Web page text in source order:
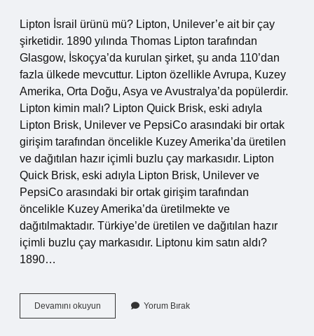
Lipton İsrail ürünü mü? Lipton, Unilever’e ait bir çay
şirketidir. 1890 yılında Thomas Lipton tarafından
Glasgow, İskoçya’da kurulan şirket, şu anda 110’dan
fazla ülkede mevcuttur. Lipton özellikle Avrupa, Kuzey
Amerika, Orta Doğu, Asya ve Avustralya’da popülerdir.
Lipton kimin malı? Lipton Quick Brisk, eski adıyla
Lipton Brisk, Unilever ve PepsiCo arasındaki bir ortak
girişim tarafından öncelikle Kuzey Amerika’da üretilen
ve dağıtılan hazır içimli buzlu çay markasıdır. Lipton
Quick Brisk, eski adıyla Lipton Brisk, Unilever ve
PepsiCo arasındaki bir ortak girişim tarafından
öncelikle Kuzey Amerika’da üretilmekte ve
dağıtılmaktadır. Türkiye’de üretilen ve dağıtılan hazır
içimli buzlu çay markasıdır. Liptonu kim satın aldı?
1890…
Devamını okuyun
Içecek
Yorum Bırak